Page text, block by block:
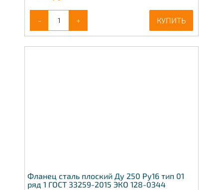
- + КУПИТЬ
Фланец сталь плоский Ду 250 Ру16 тип 01
ряд 1 ГОСТ 33259-2015 ЭКО 128-0344